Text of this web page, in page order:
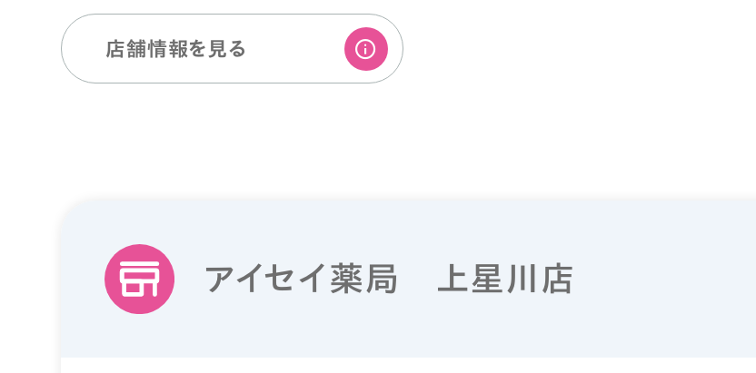
店舗情報を⾒る
アイセイ薬局 上星川店